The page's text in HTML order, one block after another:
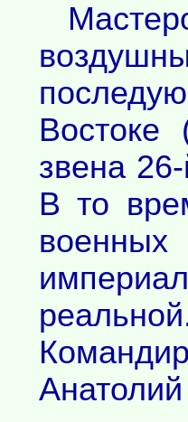
Востоке
звена
В то